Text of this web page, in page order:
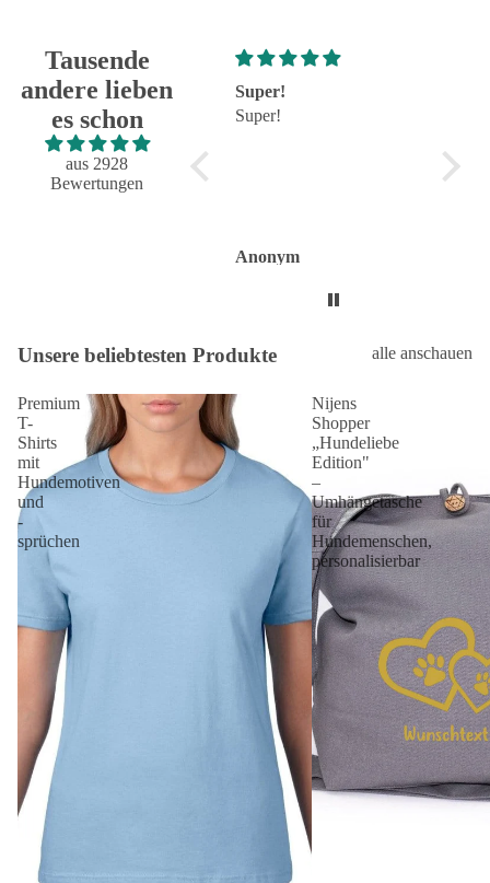
Tausende
andere lieben
es schon
aus 2928
Bewertungen
Super!
Super!
Großartig - hat wie
immer alles reibungslos
Anonym
Unsere beliebtesten Produkte alle anschauen
Premium
T-
Shirts
mit
Hundemotiven
und
-
sprüchen
Nijens
Shopper
„Hundeliebe
Edition"
–
Umhängetasche
für
Hundemenschen,
personalisierbar